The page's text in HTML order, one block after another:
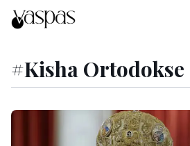
#Kisha Ortodokse